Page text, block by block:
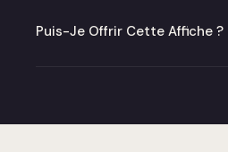
métropolitaine.
Puis-Je Offrir Cette Affiche ?